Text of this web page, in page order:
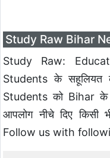
Study Raw Bihar
Study Raw:
Students के सहूलियत
Students को Bihar
आपलोग नीचे दिए
Follow us with